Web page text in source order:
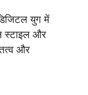
युग में
स्टाइल और
और